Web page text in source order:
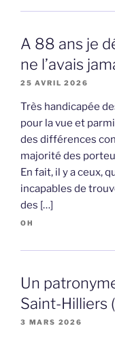
A 88 ans je
ne l’avais
25 AVRIL 2026
Très handicapée
pour la vue et
des différences
majorité des
En fait, il y a ceux,
incapables de
des […]
OH
Un
Saint-Hilliers
3 MARS 2026